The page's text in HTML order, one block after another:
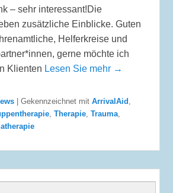
– sehr interessant!Die
zusätzliche Einblicke. Guten
Helferkreise und
gerne möchte ich
Klienten Lesen Sie mehr →
|Gekennzeichnet mit ArrivalAid
,Therapie ,Trauma